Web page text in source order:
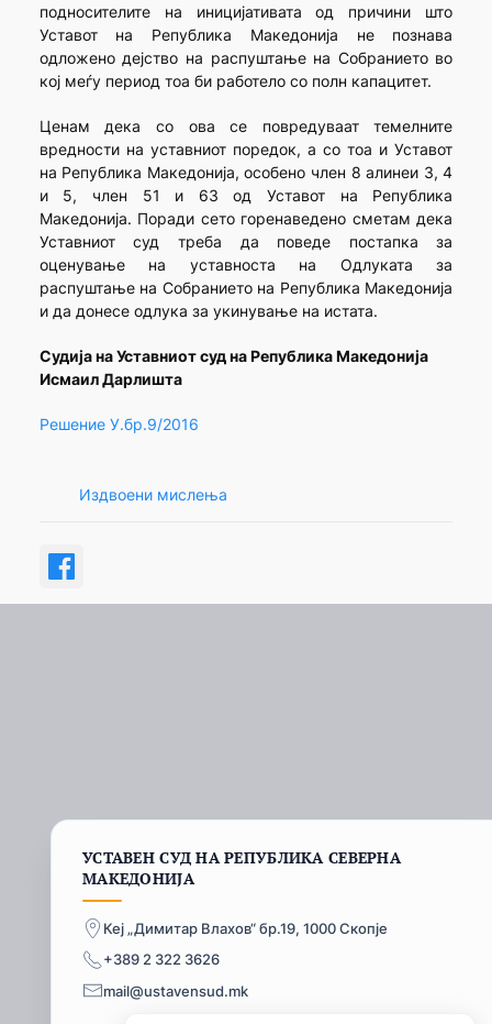
подносителите на иницијативата од причини што
Уставот на Република Македонија не познава
одложено дејство на распуштање на Собранието во
кој меѓу период тоа би работело со полн капацитет.
Ценам дека со ова се повредуваат темелните
вредности на уставниот поредок, а со тоа и Уставот
на Република Македонија, особено член 8 алинеи 3, 4
и 5, член 51 и 63 од Уставот на Република
Македонија. Поради сето горенаведено сметам дека
Уставниот суд треба да поведе постапка за
оценување на уставноста на Одлуката за
распуштање на Собранието на Република Македонија
и да донесе одлука за укинување на истата.
Судија на Уставниот суд на Република Македонија
Исмаил Дарлишта
Решение У.бр.9/2016
Издвоени мислења
УСТАВЕН СУД НА РЕПУБЛИКА СЕВЕРНА
МАКЕДОНИЈА
Кеј „Димитар Влахов“ бр.19, 1000 Скопје
+389 2 322 3626
mail@ustavensud.mk